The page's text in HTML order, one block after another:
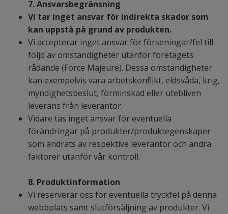
7. Ansvarsbegränsning
Vi tar inget ansvar för indirekta skador som
kan uppstå på grund av produkten.
Vi accepterar inget ansvar för förseningar/fel till
följd av omständigheter utanför företagets
rådande (Force Majeure). Dessa omständigheter
kan exempelvis vara arbetskonflikt, eldsvåda, krig,
myndighetsbeslut, förminskad eller utebliven
leverans från leverantör.
Vidare tas inget ansvar för eventuella
förändringar på produkter/produktegenskaper
som ändrats av respektive leverantör och andra
faktorer utanför vår kontroll.
8. Produktinformation
Vi reserverar oss för eventuella tryckfel på denna
webbplats samt slutförsäljning av produkter. Vi